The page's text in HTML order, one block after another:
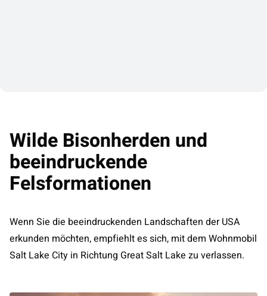
Wilde Bisonherden und
beeindruckende
Felsformationen
Wenn Sie die beeindruckenden Landschaften der USA
erkunden möchten, empfiehlt es sich, mit dem Wohnmobil
Salt Lake City in Richtung Great Salt Lake zu verlassen.